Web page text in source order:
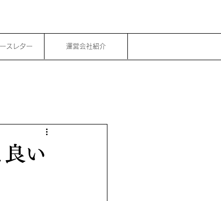
スレター 運営会社紹介
い